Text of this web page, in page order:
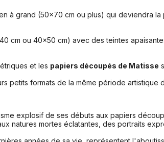
à grand (50x70 cm ou plus) qui deviendra
cm ou 40x50 cm) avec des teintes
et les papiers découpés de Matisse
petits formats de la même période artistique
explosif de ses débuts aux papiers
natures mortes éclatantes, des portraits